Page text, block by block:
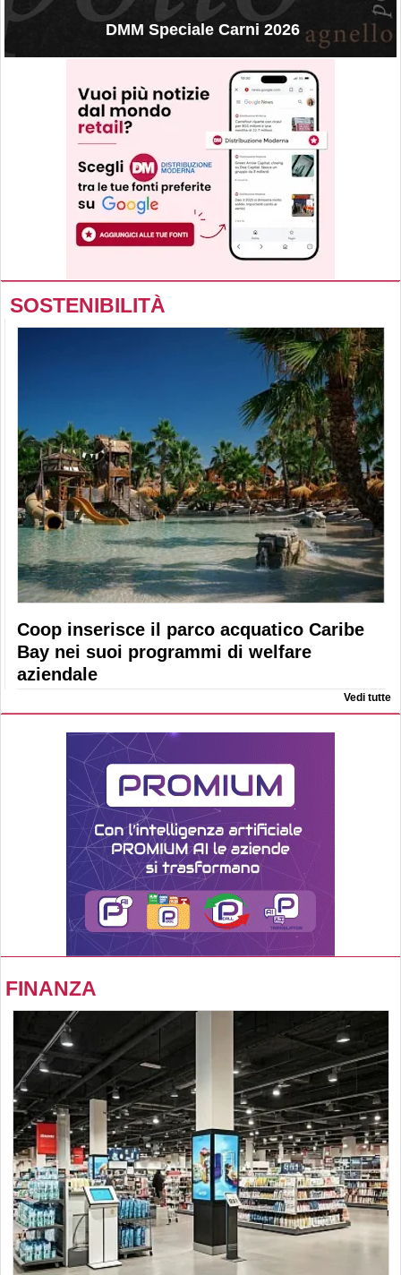
DMM Speciale Carni 2026
SOSTENIBILITÀ
Coop inserisce il parco acquatico Caribe
Bay nei suoi programmi di welfare
aziendale
Vedi tutte
FINANZA